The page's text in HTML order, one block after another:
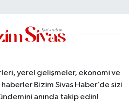
yerel gelişmeler, ekonomi ve
Bizim Sivas Haber’de sizi
anında takip edin!